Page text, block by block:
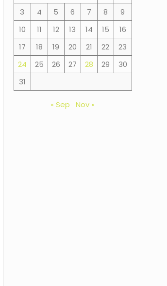
3
4 5 6 7 8
9
10
11 12 13 14 15
16
17
18 19 20 21 22
23
24
25 26 27 28 29
30
31
« Sep Nov »